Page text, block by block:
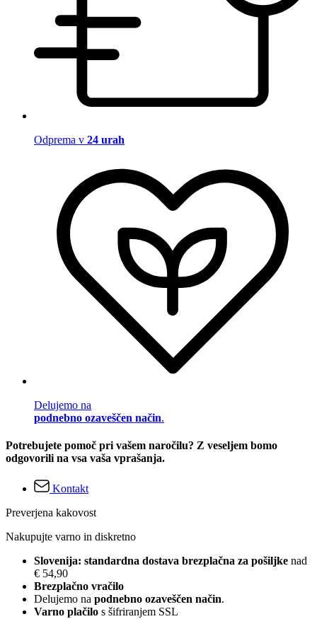
Odprema v 24 urah
Delujemo na
podnebno ozaveščen način.
Potrebujete pomoč pri vašem naročilu? Z veseljem bomo
odgovorili na vsa vaša vprašanja.
Kontakt
Preverjena kakovost
Nakupujte varno in diskretno
Slovenija: standardna dostava brezplačna za pošiljke nad
€ 54,90
Brezplačno vračilo
Delujemo na podnebno ozaveščen način.
Varno plačilo s šifriranjem SSL